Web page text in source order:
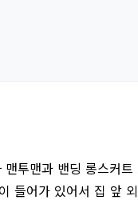
투맨과 밴딩 롱스커
들어가 있어서 집 앞